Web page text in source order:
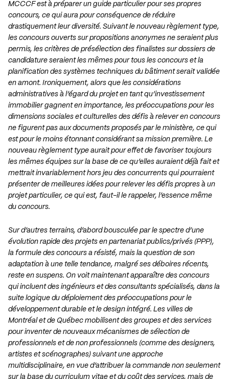
MCCCF est à préparer un guide particulier pour ses propres
concours, ce qui aura pour conséquence de réduire
drastiquement leur diversité. Suivant le nouveau règlement type,
les concours ouverts sur propositions anonymes ne seraient plus
permis, les critères de présélection des finalistes sur dossiers de
candidature seraient les mêmes pour tous les concours et la
planification des systèmes techniques du bâtiment serait validée
en amont. Ironiquement, alors que les considérations
administratives à l’égard du projet en tant qu’investissement
immobilier gagnent en importance, les préoccupations pour les
dimensions sociales et culturelles des défis à relever en concours
ne figurent pas aux documents proposés par le ministère, ce qui
est pour le moins étonnant considérant sa mission première. Le
nouveau règlement type aurait pour effet de favoriser toujours
les mêmes équipes sur la base de ce qu’elles auraient déjà fait et
mettrait invariablement hors jeu des concurrents qui pourraient
présenter de meilleures idées pour relever les défis propres à un
projet particulier, ce qui est, faut-il le rappeler, l’essence même
du concours.
Sur d’autres terrains, d’abord bousculée par le spectre d’une
évolution rapide des projets en partenariat publics/privés (PPP),
la formule des concours a résisté, mais la question de son
adaptation à une telle tendance, malgré ses déboires récents,
reste en suspens. On voit maintenant apparaître des concours
qui incluent des ingénieurs et des consultants spécialisés, dans la
suite logique du déploiement des préoccupations pour le
développement durable et le design intégré. Les villes de
Montréal et de Québec mobilisent des groupes et des services
pour inventer de nouveaux mécanismes de sélection de
professionnels et de non professionnels (comme des designers,
artistes et scénographes) suivant une approche
multidisciplinaire, en vue d’attribuer la commande non seulement
sur la base du curriculum vitae et du coût des services, mais de